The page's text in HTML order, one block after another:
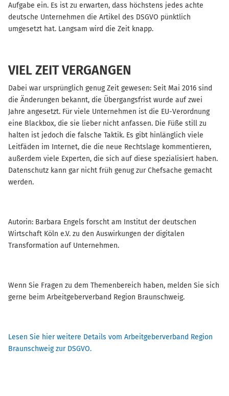
Aufgabe ein. Es ist zu erwarten, dass höchstens jedes achte
deutsche Unternehmen die Artikel des DSGVO pünktlich
umgesetzt hat. Langsam wird die Zeit knapp.
VIEL ZEIT VERGANGEN
Dabei war ursprünglich genug Zeit gewesen: Seit Mai 2016 sind
die Änderungen bekannt, die Übergangsfrist wurde auf zwei
Jahre angesetzt. Für viele Unternehmen ist die EU-Verordnung
eine Blackbox, die sie lieber nicht anfassen. Die Füße still zu
halten ist jedoch die falsche Taktik. Es gibt hinlänglich viele
Leitfäden im Internet, die die neue Rechtslage kommentieren,
außerdem viele Experten, die sich auf diese spezialisiert haben.
Datenschutz kann gar nicht früh genug zur Chefsache gemacht
werden.
Autorin: Barbara Engels forscht am Institut der deutschen
Wirtschaft Köln e.V. zu den Auswirkungen der digitalen
Transformation auf Unternehmen.
Wenn Sie Fragen zu dem Themenbereich haben, melden Sie sich
gerne beim Arbeitgeberverband Region Braunschweig.
Lesen Sie hier weitere Details vom Arbeitgeberverband Region
Braunschweig zur DSGVO.